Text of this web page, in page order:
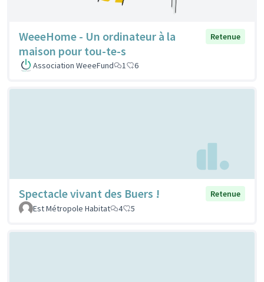
WeeeHome - Un ordinateur à la
maison pour tou-te-s
Retenue
Association WeeeFund 1 6
Spectacle vivant des Buers !
Retenue
Est Métropole Habitat
4 5